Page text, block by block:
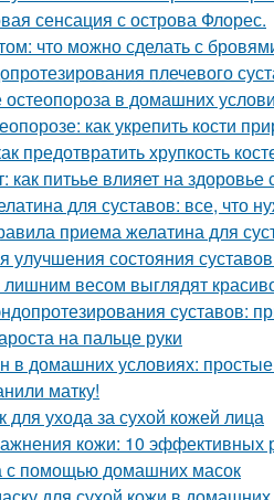
сенсация с острова Флорес.
что можно сделать с
плечевого
остеопороза в домашних
как укрепить кости
предотвратить хрупкость
питьье влияет на здоровье
для суставов: все, что
приема желатина для
улучшения состояния
весом выглядят красиво
суставов:
на пальце руки
в домашних условиях:
матку!
ухода за сухой кожей лица
кожи: 10 эффективных
с помощью домашних масок